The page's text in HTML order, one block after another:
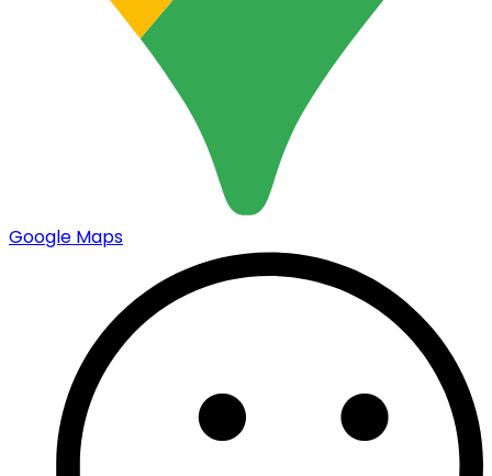
Google Maps